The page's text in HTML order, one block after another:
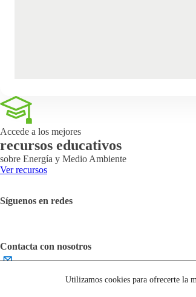
Accede a los mejores
recursos educativos
sobre Energía y Medio Ambiente
Ver recursos
Síguenos en redes
Contacta con nosotros
Utilizamos cookies para ofrecerte la